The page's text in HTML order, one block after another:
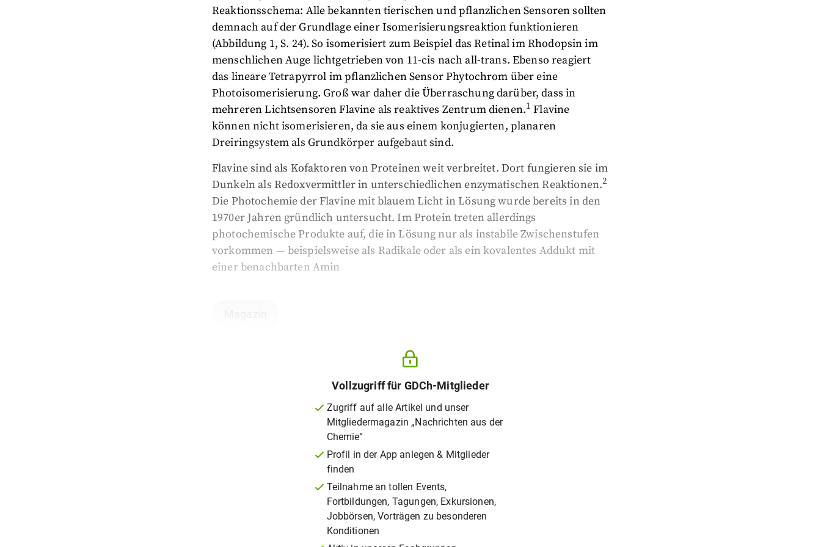
Reaktionsschema: Alle bekannten tierischen und pflanzlichen Sensoren sollten
demnach auf der Grundlage einer Isomerisierungsreaktion funktionieren
(Abbildung 1, S. 24). So isomerisiert zum Beispiel das Retinal im Rhodopsin im
menschlichen Auge lichtgetrieben von 11-cis nach all-trans. Ebenso reagiert
das lineare Tetrapyrrol im pflanzlichen Sensor Phytochrom über eine
Photoisomerisierung. Groß war daher die Überraschung darüber, dass in
mehreren Lichtsensoren Flavine als reaktives Zentrum dienen.1 Flavine
können nicht isomerisieren, da sie aus einem konjugierten, planaren
Dreiringsystem als Grundkörper aufgebaut sind.
Flavine sind als Kofaktoren von Proteinen weit verbreitet. Dort fungieren sie im
Dunkeln als Redoxvermittler in unterschiedlichen enzymatischen Reaktionen.2
Die Photochemie der Flavine mit blauem Licht in Lösung wurde bereits in den
1970er Jahren gründlich untersucht. Im Protein treten allerdings
photochemische Produkte auf, die in Lösung nur als instabile Zwischenstufen
vorkommen — beispielsweise als Radikale oder als ein kovalentes Addukt mit
einer benachbarten Amin
Vollzugriff für GDCh-Mitglieder
Zugriff auf alle Artikel und unser
Mitgliedermagazin „Nachrichten aus der
Chemie“
Profil in der App anlegen & Mitglieder
finden
Teilnahme an tollen Events,
Fortbildungen, Tagungen, Exkursionen,
Jobbörsen, Vorträgen zu besonderen
Konditionen